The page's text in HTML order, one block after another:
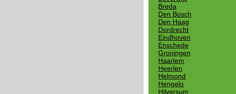
Breda
Den Bosch
Den Haag
Dordrecht
Eindhoven
Enschede
Groningen
Haarlem
Heerlen
Helmond
Hengelo
Hilversum